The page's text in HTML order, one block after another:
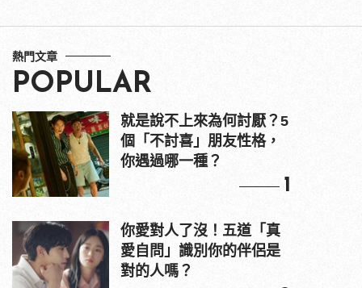
熱門文章
POPULAR
就是說不上來為何討厭？5
個「不討喜」朋友性格，
你遇過哪一種？
1
你愛對人了沒！五道「真
愛自問」識別你的伴侶是
對的人嗎？